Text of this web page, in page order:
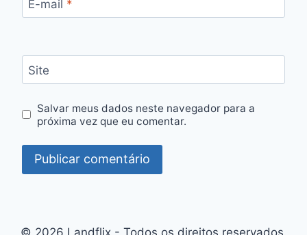
E-mail *
Site
Salvar meus dados neste navegador para a
próxima vez que eu comentar.